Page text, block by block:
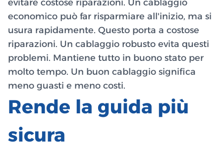
evitare costose riparazioni. Un cablaggio
economico può far risparmiare all'inizio, ma si
usura rapidamente. Questo porta a costose
riparazioni. Un cablaggio robusto evita questi
problemi. Mantiene tutto in buono stato per
molto tempo. Un buon cablaggio significa
meno guasti e meno costi.
Rende la guida più
sicura